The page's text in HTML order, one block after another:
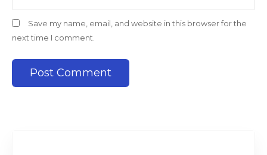
Save my name, email, and website in this browser for the
next time I comment.